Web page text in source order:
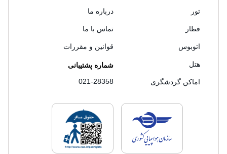
تور
قطار
اتوبوس
هتل
اماکن گردشگری
درباره ما
تماس با ما
قوانین و مقررات
شماره پشتیبانی
021-28358
لایسنس های فروش سفرتاپلایسنس های